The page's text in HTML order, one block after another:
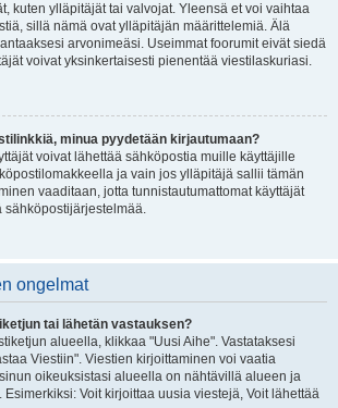
kuten ylläpitäjät tai valvojat. Yleensä et voi vaihtaa
sillä nämä ovat ylläpitäjän määrittelemiä. Älä
arvonimeäsi. Useimmat foorumit eivät siedä
voivat yksinkertaisesti pienentää viestilaskuriasi.
minua pyydetään kirjautumaan?
voivat lähettää sähköpostia muille käyttäjille
ja vain jos ylläpitäjä sallii tämän
vaaditaan, jotta tunnistautumattomat käyttäjät
sähköpostijärjestelmää.
ongelmat
tai lähetän vastauksen?
alueella, klikkaa "Uusi Aihe". Vastataksesi
Viestiin". Viestien kirjoittaminen voi vaatia
oikeuksistasi alueella on nähtävillä alueen ja
Voit kirjoittaa uusia viestejä, Voit lähettää